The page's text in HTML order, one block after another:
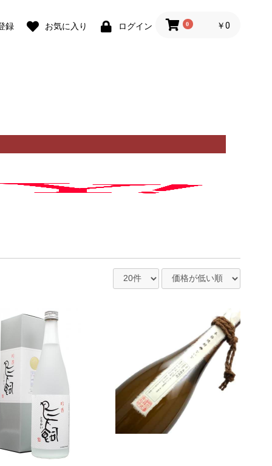
録 お気に入り ログイン 0 ￥0